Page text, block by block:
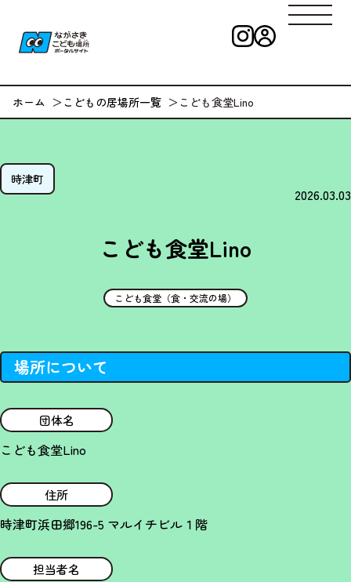
ながさきこども
ホーム こどもの居場所一覧 こども食堂Lino
時津町
2026.03.03
こども食堂Lino
こども食堂（食・交流の場）
場所について
団体名
こども食堂Lino
住所
時津町浜田郷196-5 マルイチビル１階
担当者名